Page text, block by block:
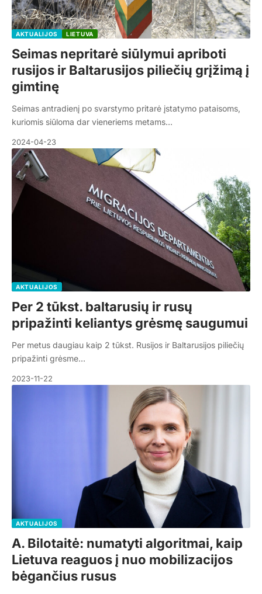
AKTUALIJOS LIETUVA
Seimas nepritarė siūlymui apriboti
rusijos ir Baltarusijos piliečių grįžimą į
gimtinę
Seimas antradienį po svarstymo pritarė įstatymo pataisoms,
kuriomis siūloma dar vieneriems metams…
2024-04-23
AKTUALIJOS
Per 2 tūkst. baltarusių ir rusų
pripažinti keliantys grėsmę saugumui
Per metus daugiau kaip 2 tūkst. Rusijos ir Baltarusijos piliečių
pripažinti grėsme…
2023-11-22
AKTUALIJOS
A. Bilotaitė: numatyti algoritmai, kaip
Lietuva reaguos į nuo mobilizacijos
bėgančius rusus